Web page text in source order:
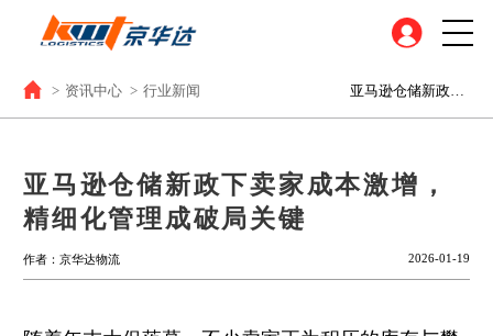
> 资讯中心 > 行业新闻
亚马逊仓储新政下卖家成本激增，
精细化管理成破局关键
作者：京华达物流 2026-01-19